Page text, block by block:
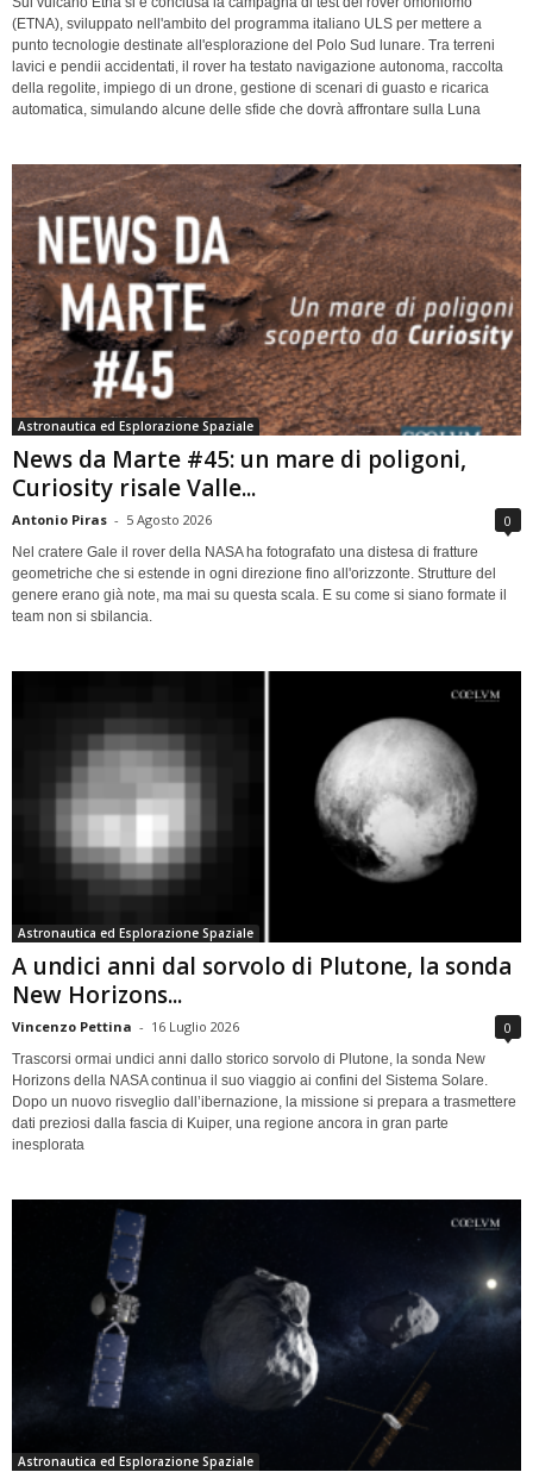
(ETNA), sviluppato nell'ambito del programma italiano ULS per mettere a
punto tecnologie destinate all'esplorazione del Polo Sud lunare. Tra terreni
lavici e pendii accidentati, il rover ha testato navigazione autonoma, raccolta
della regolite, impiego di un drone, gestione di scenari di guasto e ricarica
automatica, simulando alcune delle sfide che dovrà affrontare sulla Luna
Astronautica ed Esplorazione Spaziale
News da Marte #45: un mare di poligoni,
Curiosity risale Valle...
Antonio Piras - 5 Agosto 2026 0
Nel cratere Gale il rover della NASA ha fotografato una distesa di fratture
geometriche che si estende in ogni direzione fino all'orizzonte. Strutture del
genere erano già note, ma mai su questa scala. E su come si siano formate il
team non si sbilancia.
Astronautica ed Esplorazione Spaziale
A undici anni dal sorvolo di Plutone, la sonda
New Horizons...
Vincenzo Pettina - 16 Luglio 2026 0
Trascorsi ormai undici anni dallo storico sorvolo di Plutone, la sonda New
Horizons della NASA continua il suo viaggio ai confini del Sistema Solare.
Dopo un nuovo risveglio dall’ibernazione, la missione si prepara a trasmettere
dati preziosi dalla fascia di Kuiper, una regione ancora in gran parte
inesplorata
Astronautica ed Esplorazione Spaziale